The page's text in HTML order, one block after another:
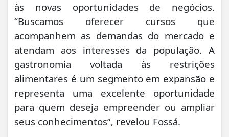
às novas oportunidades de negócios.
“Buscamos oferecer cursos que
acompanhem as demandas do mercado e
atendam aos interesses da população. A
gastronomia voltada às restrições
alimentares é um segmento em expansão e
representa uma excelente oportunidade
para quem deseja empreender ou ampliar
seus conhecimentos”, revelou Fossá.